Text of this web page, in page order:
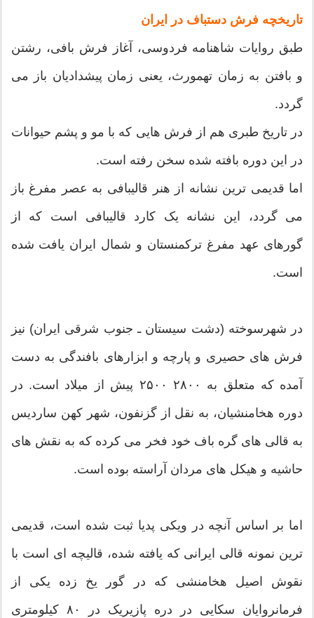
تاریخچه فرش دستباف در ایران
طبق روایات شاهنامه فردوسی، آغاز فرش بافی، رشتن
و بافتن به زمان تهمورث، یعنی زمان پیشدادیان باز می
گردد.
در تاریخ طبری هم از فرش هایی که با مو و پشم حیوانات
در این دوره بافته شده سخن رفته است.
اما قدیمی ترین نشانه از هنر قالیبافی به عصر مفرغ باز
می گردد، این نشانه یک کارد قالیبافی است که از
گورهای عهد مفرغ ترکمنستان و شمال ایران یافت شده
است.
در شهرسوخته (دشت سیستان ـ جنوب شرقی ایران) نیز
فرش های حصیری و پارچه و ابزارهای بافندگی به دست
آمده که متعلق به ۲۸۰۰ ۲۵۰۰ پیش از میلاد است. در
دوره هخامنشیان، به نقل از گزنفون، شهر کهن ساردیس
به قالی های گره باف خود فخر می کرده که به نقش های
حاشیه و هیکل های مردان آراسته بوده است.
اما بر اساس آنچه در ویکی پدیا ثبت شده است، قدیمی
ترین نمونه قالی ایرانی که یافته شده، قالیچه ای است با
نقوش اصیل هخامنشی که در گور یخ زده یکی از
فرمانروایان سکایی در دره پازیریک در ۸۰ کیلومتری